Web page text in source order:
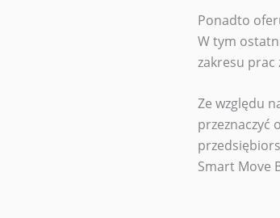
Ponadto
W tym
zakresu prac
Ze względu
przeznaczyć
Smart Move